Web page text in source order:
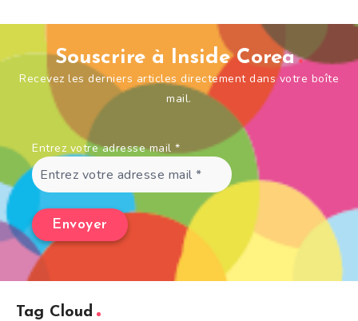
Souscrire à Inside Corea
Recevez les derniers articles directement dans votre boîte
mail.
Entrez votre adresse mail *
Tag Cloud